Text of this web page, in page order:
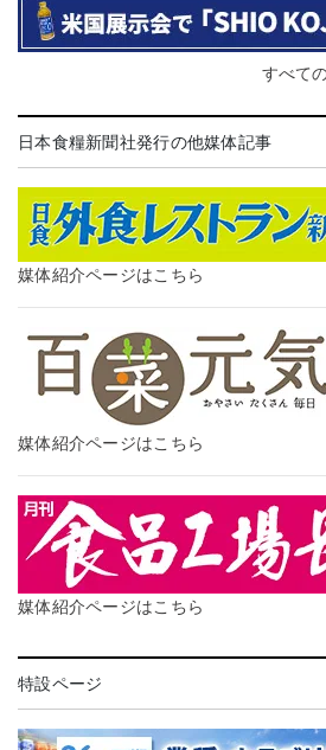
すべて
日本食糧新聞社発行の他媒体記事
媒体紹介ページはこちら
媒体紹介ページはこちら
媒体紹介ページはこちら
特設ページ